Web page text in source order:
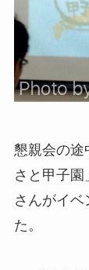
懇親会の途
さと甲子園
さんがイ
た。